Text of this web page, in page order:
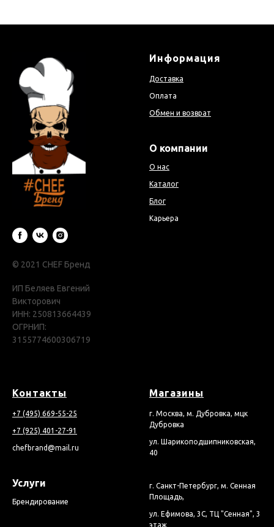
© 2021 CHEF Бренд
ИП Беляев Евгений
Викторович
ИНН: 250813664439
ОГРНИП:
3155774600306719
Информация
Доставка
Оплата
Обмен и возврат
О компании
О нас
Каталог
Блог
Карьера
Контакты
+7 (495) 669-55-25
+7 (925) 401-27-91
chefbrand@mail.ru
Услуги
Брендирование
Магазины
г. Москва, м. Дубровка, мцк
Дубровка
ул. Шарикоподшипниковская,
40
г. Санкт-Петербург, м. Сенная
Площадь,
ул. Ефимова, 3С, ТЦ "Сенная", 3
этаж